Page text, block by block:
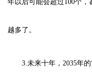
年以后可能会超过100个
越多了。
3.未来十年，2035年